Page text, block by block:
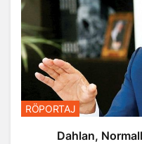
RÖPORTAJ
Dahlan,